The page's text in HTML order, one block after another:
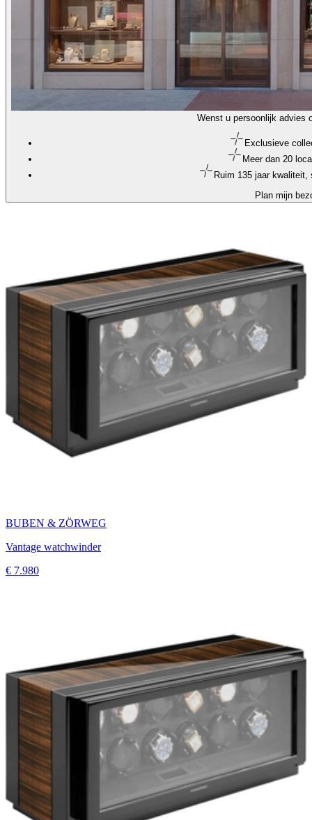
Wenst u persoonlijk advies
Exclusieve
Meer dan 20
Ruim 135 jaar
Plan mijn
BUBEN & ZÖRWEG
Vantage watchwinder
€ 7.980